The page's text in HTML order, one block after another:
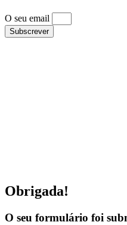
O seu email
Subscrever
Obrigada!
O seu formulário foi